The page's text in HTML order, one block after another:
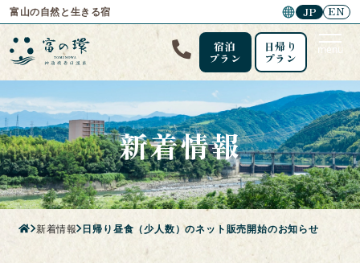
富山の自然と生きる宿 JP EN
宿泊
プラン
日帰り
プラン
新着情報
新着情報 日帰り昼食（少人数）のネット販売開始のお知らせ
menu